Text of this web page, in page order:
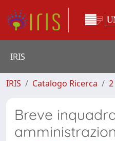
IRIS
IRIS Catalogo Ricerca
Breve